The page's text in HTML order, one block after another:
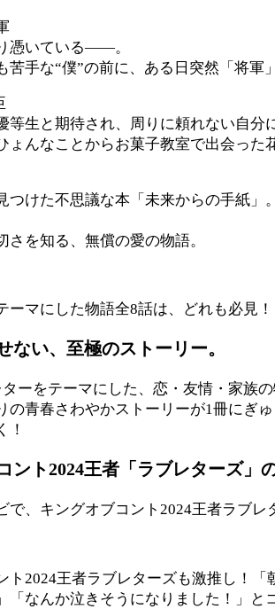
憑いている――。
苦手な“僕”の前に、ある日突然「将
等生と期待され、周りに頼れない自分
ょんなことからお菓子教室で出会っ
つけた不思議な本「未来からの手紙
さを知る、無償の愛の物語。
マにした物語全8話は、どれも必見！
い、至極のストーリー。
ーをテーマにした、恋・友情・家族の
の青春さわやかストーリーが1冊にぎゅ
！
ト2024王者「ラブレターズ」
で、キングオブコント2024王者ラブ
ト2024王者ラブレターズも激推し！「
「なんか泣きそうになりました！」と